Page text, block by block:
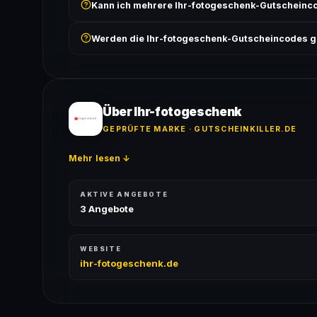
Bedingungen findest du unter „Details".
Kann ich mehrere Ihr-fotogeschenk-
ausgeschlossen, sofern die Angebotsbedingungen
Werden die Ihr-fotogeschenk-Gutscheincodes
Über Ihr-fotogeschenk
GEPRÜFTE MARKE · GUTSCHEINKILLER.DE
Mehr lesen ↓
AKTIVE ANGEBOTE
3 Angebote
WEBSITE
ihr-fotogeschenk.de